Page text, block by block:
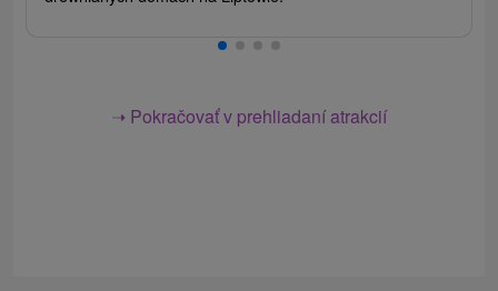
➝ Pokračovať v prehliadaní atrakcií